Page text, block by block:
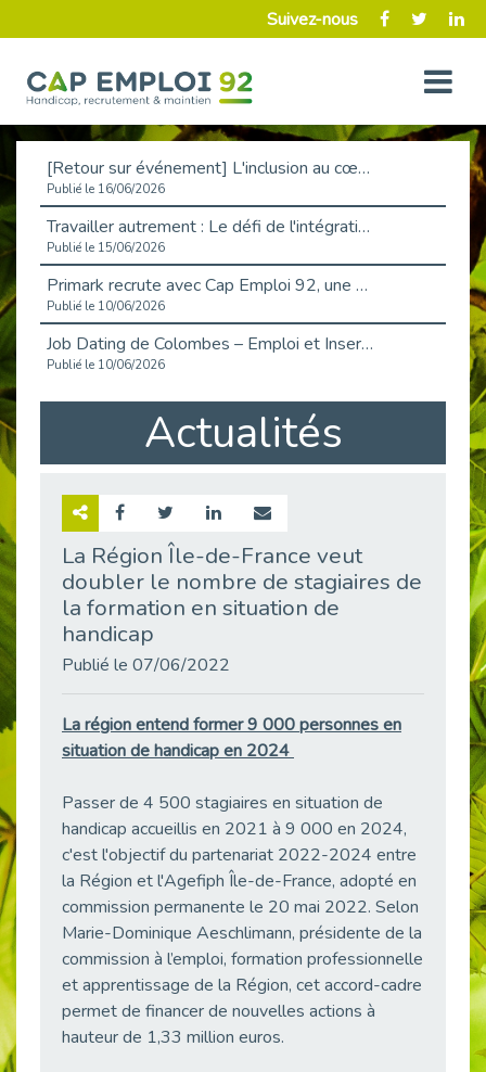
Suivez-nous
[Retour sur événement] L'inclusion au cœur de la Place de l'Emploi à La Défense !
Publié le 16/06/2026
Travailler autrement : Le défi de l'intégration des maladies chroniques en entreprise
Publié le 15/06/2026
Primark recrute avec Cap Emploi 92, une matinée couronnée de succès !
Publié le 10/06/2026
Job Dating de Colombes – Emploi et Insertion
Publié le 10/06/2026
Aborder l'entretien et la situation de handicap en toute confiance
Publié le 09/06/2026
Retour sur l’atelier « Optimiser sa recherche d’emploi »
Emploi & Handicap : Hachette Livre et Cap emploi 92 renforcent leur collaboration
Publié le 02/06/2026
Publié le 30/05/2026
« Confiance en soi et acceptation du handicap » : un levier puissant vers l’emploi
Publié le 22/05/2026
L’alternance : un levier stratégique pour recruter et inclure durablement
Publié le 18/05/2026
Publié le 12/05/2026
CAP EMPLOI 92 : L’inclusion portée à son sommet, bien au-delà des quotas
Publié le 12/05/2026
38 vidéos pour comprendre et agir durablement
Publié le 04/05/2026
Actualités
La Région Île-de-France veut
doubler le nombre de stagiaires de
la formation en situation de
handicap
Publié le 07/06/2022
La région entend former 9 000 personnes en
situation de handicap en 2024
Passer de 4 500 stagiaires en situation de
handicap accueillis en 2021 à 9 000 en 2024,
c'est l'objectif du partenariat 2022-2024 entre
la Région et l'Agefiph Île-de-France, adopté en
commission permanente le 20 mai 2022. Selon
Marie-Dominique Aeschlimann, présidente de la
commission à l’emploi, formation professionnelle
et apprentissage de la Région, cet accord-cadre
permet de financer de nouvelles actions à
hauteur de 1,33 million euros.